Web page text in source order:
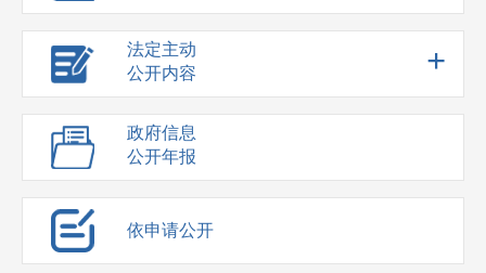
法定主动
公开内容
+
政府信息
公开年报
依申请公开